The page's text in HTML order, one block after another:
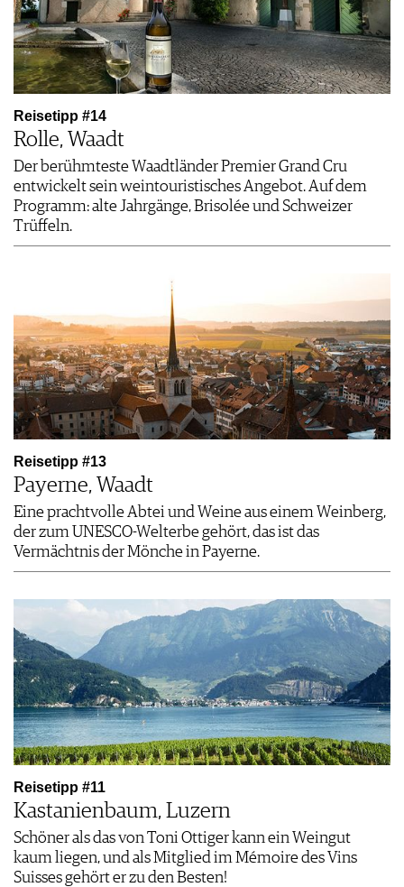
Reisetipp #14
Rolle, Waadt
Der berühmteste Waadtländer Premier Grand Cru
entwickelt sein weintouristisches Angebot. Auf dem
Programm: alte Jahrgänge, Brisolée und Schweizer
Trüffeln.
Reisetipp #13
Payerne, Waadt
Eine prachtvolle Abtei und Weine aus einem Weinberg,
der zum UNESCO-Welterbe gehört, das ist das
Vermächtnis der Mönche in Payerne.
Reisetipp #11
Kastanienbaum, Luzern
Schöner als das von Toni Ottiger kann ein Weingut
kaum liegen, und als Mitglied im Mémoire des Vins
Suisses gehört er zu den Besten!